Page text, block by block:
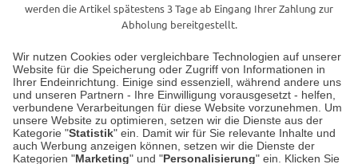
Wir nutzen Cookies oder vergleichbare Technologien auf unserer
Website für die Speicherung oder Zugriff von Informationen in
Ihrer Endeinrichtung. Einige sind essenziell, während andere uns
und unseren Partnern - Ihre Einwilligung vorausgesetzt - helfen,
verbundene Verarbeitungen für diese Website vorzunehmen. Um
unsere Website zu optimieren, setzen wir die Dienste aus der
Kategorie "Statistik" ein. Damit wir für Sie relevante Inhalte und
auch Werbung anzeigen können, setzen wir die Dienste der
Kategorien "Marketing" und "Personalisierung" ein. Klicken Sie
werden die Artikel spätestens 3 Tage ab Eingang Ihrer Zahlung zur
Abholung bereitgestellt.
Unser Geschäft in Meckenheim
Auf dem Steinbüchel 6
53340 Meckenheim